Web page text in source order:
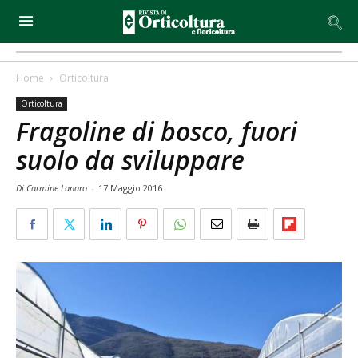
Home Orticoltura
Orticoltura
Fragoline di bosco, fuori
suolo da sviluppare
Di Carmine Lanaro - 17 Maggio 2016